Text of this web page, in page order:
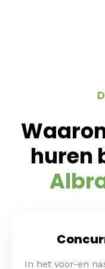
huren
In het voor-en